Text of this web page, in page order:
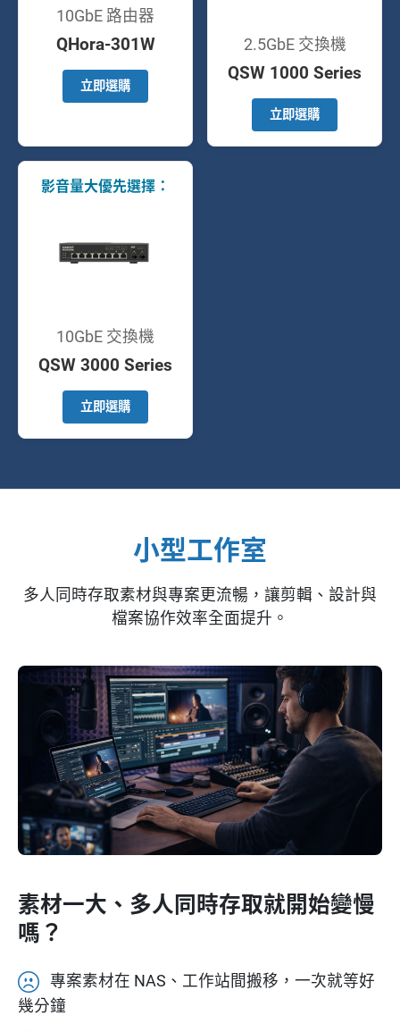
10GbE 路由器
QHora-301W
立即選購
2.5GbE 交換機
QSW 1000 Series
立即選購
影音量大優先選擇：
10GbE 交換機
QSW 3000 Series
立即選購
小型工作室
多人同時存取素材與專案更流暢，讓剪輯、設計與
檔案協作效率全面提升。
素材一大、多人同時存取就開始變慢
嗎？
專案素材在 NAS、工作站間搬移，一次就等好
幾分鐘